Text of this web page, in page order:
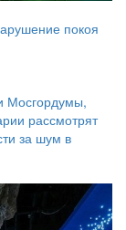
покоя
Мосгордумы,
рассмотрят
за шум в